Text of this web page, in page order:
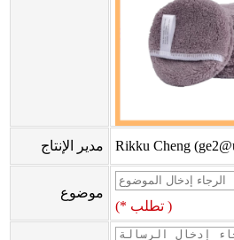
مدير الإنتاج Rikku Cheng (
موضوع
(* تطلب )